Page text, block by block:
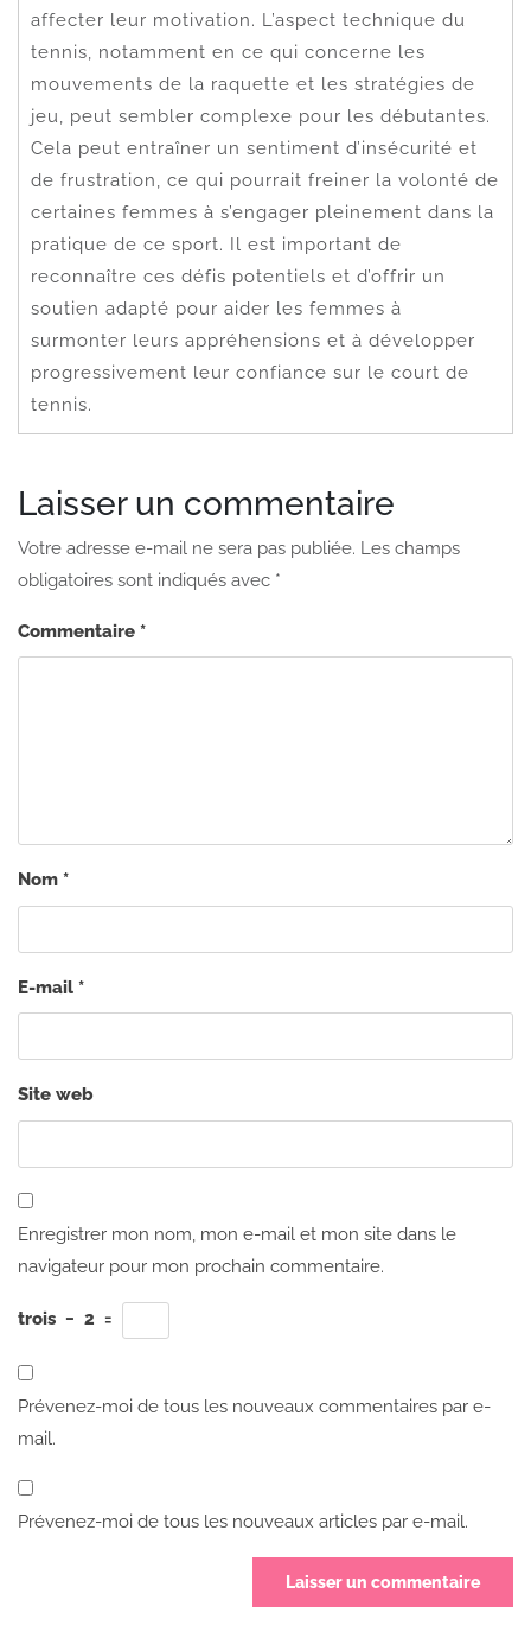
affecter leur motivation. L’aspect technique du
tennis, notamment en ce qui concerne les
mouvements de la raquette et les stratégies de
jeu, peut sembler complexe pour les débutantes.
Cela peut entraîner un sentiment d’insécurité et
de frustration, ce qui pourrait freiner la volonté de
certaines femmes à s’engager pleinement dans la
pratique de ce sport. Il est important de
reconnaître ces défis potentiels et d’offrir un
soutien adapté pour aider les femmes à
surmonter leurs appréhensions et à développer
progressivement leur confiance sur le court de
tennis.
Laisser un commentaire
Votre adresse e-mail ne sera pas publiée. Les champs
obligatoires sont indiqués avec *
Commentaire *
Nom *
E-mail *
Site web
Enregistrer mon nom, mon e-mail et mon site dans le
navigateur pour mon prochain commentaire.
trois − 2 =
Prévenez-moi de tous les nouveaux commentaires par e-
mail.
Prévenez-moi de tous les nouveaux articles par e-mail.